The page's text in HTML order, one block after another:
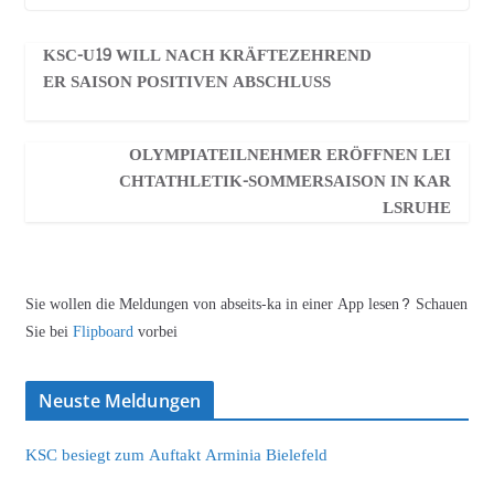
KSC-U19 WILL NACH KRÄFTEZEHREND
ER SAISON POSITIVEN ABSCHLUSS
OLYMPIATEILNEHMER ERÖFFNEN LEI
CHTATHLETIK-SOMMERSAISON IN KAR
LSRUHE
Sie wollen die Meldungen von abseits-ka in einer App lesen? Schauen
Sie beiFlipboardvorbei
Neuste Meldungen
KSC besiegt zum Auftakt Arminia Bielefeld